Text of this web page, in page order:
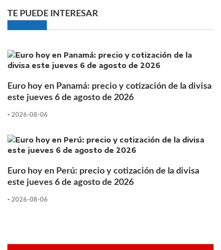
TE PUEDE INTERESAR
Euro hoy en Panamá: precio y cotización de la divisa
este jueves 6 de agosto de 2026
- 2026-08-06
Euro hoy en Perú: precio y cotización de la divisa
este jueves 6 de agosto de 2026
- 2026-08-06